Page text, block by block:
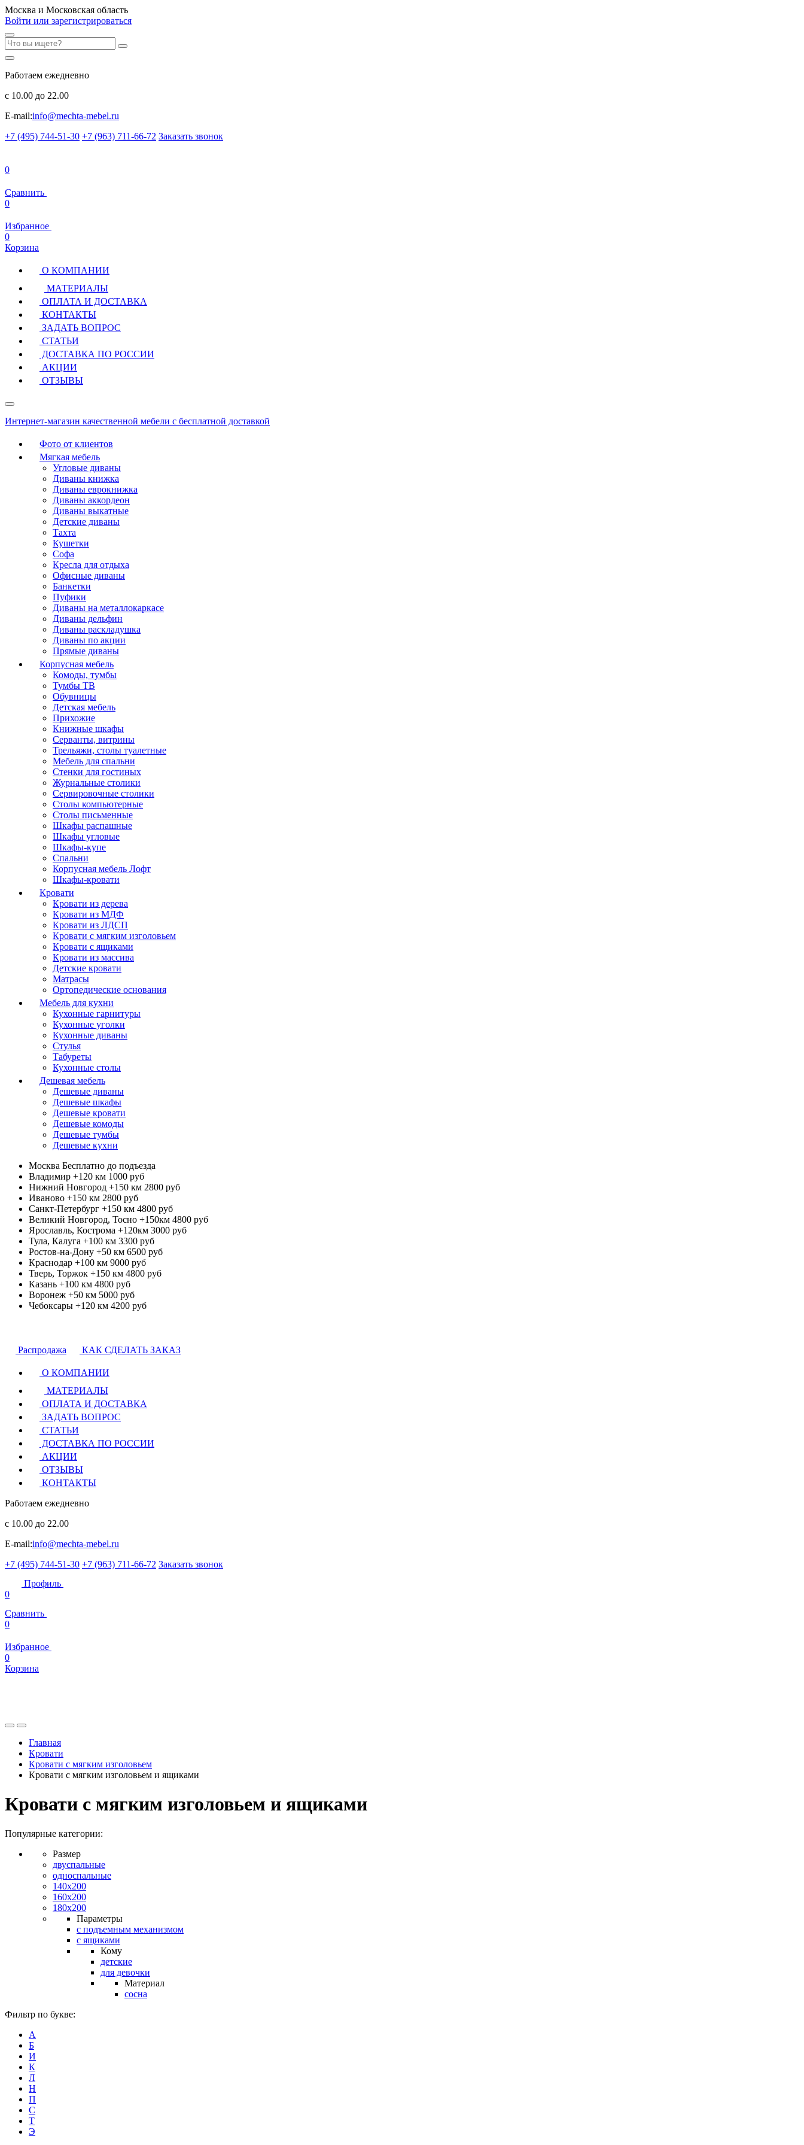
Москва и Московская область
Войти или зарегистрироваться
Работаем ежедневно
с 10.00 до 22.00
E-mail:info@mechta-mebel.ru
+7 (495) 744-51-30 +7 (963) 711-66-72 Заказать звонок
0
Сравнить
0
Избранное
0
Корзина
О КОМПАНИИ
МАТЕРИАЛЫ
ОПЛАТА И ДОСТАВКА
КОНТАКТЫ
ЗАДАТЬ ВОПРОС
СТАТЬИ
ДОСТАВКА ПО РОССИИ
АКЦИИ
ОТЗЫВЫ
Интернет-магазин качественной мебели с бесплатной доставкой
Фото от клиентов
Мягкая мебель
Угловые диваны
Диваны книжка
Диваны еврокнижка
Диваны аккордеон
Диваны выкатные
Детские диваны
Тахта
Кушетки
Софа
Кресла для отдыха
Офисные диваны
Банкетки
Пуфики
Диваны на металлокаркасе
Диваны дельфин
Диваны раскладушка
Диваны по акции
Прямые диваны
Корпусная мебель
Комоды, тумбы
Тумбы ТВ
Обувницы
Детская мебель
Прихожие
Книжные шкафы
Серванты, витрины
Трельяжи, столы туалетные
Мебель для спальни
Стенки для гостиных
Журнальные столики
Сервировочные столики
Столы компьютерные
Столы письменные
Шкафы распашные
Шкафы угловые
Шкафы-купе
Спальни
Корпусная мебель Лофт
Шкафы-кровати
Кровати
Кровати из дерева
Кровати из МДФ
Кровати из ЛДСП
Кровати с мягким изголовьем
Кровати с ящиками
Кровати из массива
Детские кровати
Матрасы
Ортопедические основания
Мебель для кухни
Кухонные гарнитуры
Кухонные уголки
Кухонные диваны
Стулья
Табуреты
Кухонные столы
Дешевая мебель
Дешевые диваны
Дешевые шкафы
Дешевые кровати
Дешевые комоды
Дешевые тумбы
Дешевые кухни
Москва Бесплатно до подъезда
Владимир +120 км 1000 руб
Нижний Новгород +150 км 2800 руб
Иваново +150 км 2800 руб
Санкт-Петербург +150 км 4800 руб
Великий Новгород, Тосно +150км 4800 руб
Ярославль, Кострома +120км 3000 руб
Тула, Калуга +100 км 3300 руб
Ростов-на-Дону +50 км 6500 руб
Краснодар +100 км 9000 руб
Тверь, Торжок +150 км 4800 руб
Казань +100 км 4800 руб
Воронеж +50 км 5000 руб
Чебоксары +120 км 4200 руб
Распродажа КАК СДЕЛАТЬ ЗАКАЗ
О КОМПАНИИ
МАТЕРИАЛЫ
ОПЛАТА И ДОСТАВКА
ЗАДАТЬ ВОПРОС
СТАТЬИ
ДОСТАВКА ПО РОССИИ
АКЦИИ
ОТЗЫВЫ
КОНТАКТЫ
Работаем ежедневно
с 10.00 до 22.00
E-mail:info@mechta-mebel.ru
+7 (495) 744-51-30 +7 (963) 711-66-72 Заказать звонок
Профиль
0
Сравнить
0
Избранное
0
Корзина
Главная
Кровати
Кровати с мягким изголовьем
Кровати с мягким изголовьем и ящиками
Кровати с мягким изголовьем и ящиками
Популярные категории:
Размер
двуспальные
односпальные
140х200
160х200
180х200
Параметры
с подъемным механизмом
с ящиками
Кому
детские
для девочки
Материал
сосна
Фильтр по букве:
А
Б
И
К
Л
Н
П
С
Т
Э